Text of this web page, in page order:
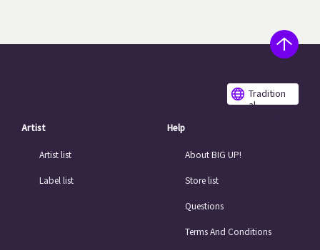
Tradition
al
Artist
Artist list
Label list
Help
About BIG UP!
Store list
Questions
Terms And Conditions